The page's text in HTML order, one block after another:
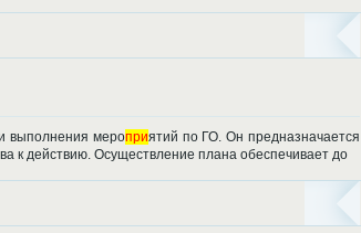
выполнения мероприятий по ГО. Он предназначается
к действию. Осуществление плана обеспечивает до